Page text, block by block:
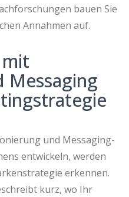
bauen Sie
Annahmen auf.
Messaging
und Messaging-
entwickeln, werden
erkennen.
kurz, wo Ihr